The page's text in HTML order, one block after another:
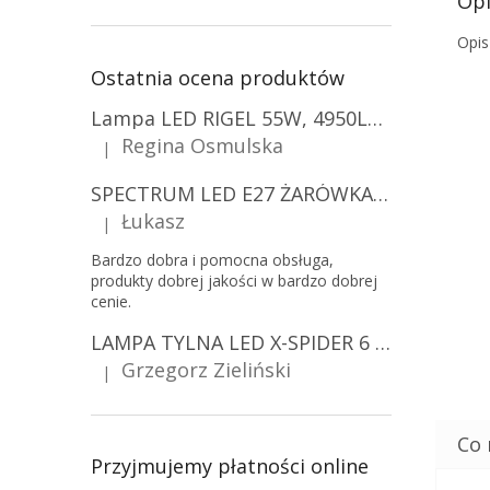
Ostatnia ocena produktów
Lampa LED RIGEL 55W, 4950LM, E27, 6500K [WL-10]
Ocena produktu to 5 na 5 gwiazdek.
|
Regina Osmulska
SPECTRUM LED E27 ŻARÓWKA LED 9W, A60/10-PACK!
Ocena produktu to 5 na 5 gwiazdek.
| Łukasz
Bardzo dobra i pomocna obsługa,
produkty dobrej jakości w bardzo dobrej
cenie.
LAMPA TYLNA LED X-SPIDER 6 FUNKCJI, R10, R148, R150, IP67, MOCOWANIE NA ŚRUBY [L2425]
Ocena produktu to 5 na 5 gwiazdek.
| Grzegorz Zieliński
Przyjmujemy płatności online